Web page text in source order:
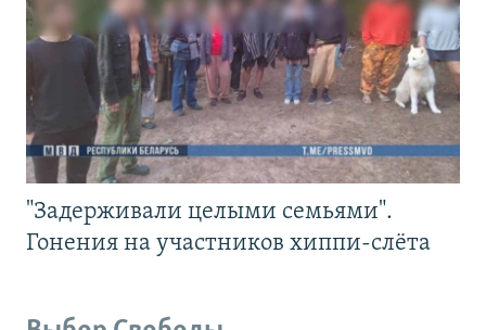
"Задерживали целыми семьями".
Гонения на участников хиппи-слёта